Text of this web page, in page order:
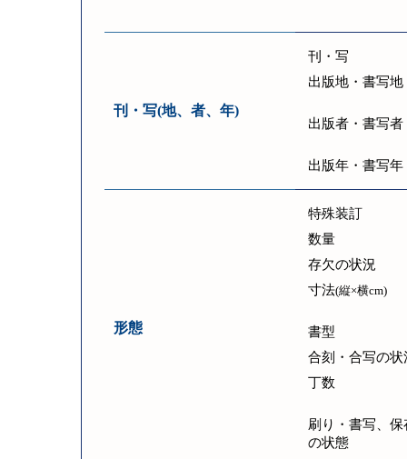
刊・写(地、者、年)
刊・写
出版地・書写地
出版者・書写者
出版年・書写年
形態
特殊装訂
数量
存欠の状況
寸法(縦×横cm)
書型
合刻・合写の状
丁数
刷り・書写、保
の状態